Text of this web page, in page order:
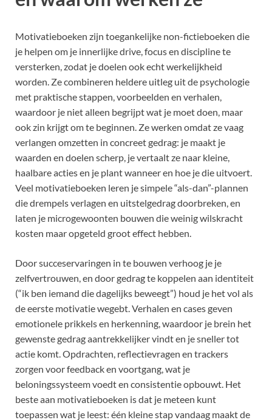
Motivatieboeken zijn toegankelijke non-fictieboeken die
je helpen om je innerlijke drive, focus en discipline te
versterken, zodat je doelen ook echt werkelijkheid
worden. Ze combineren heldere uitleg uit de psychologie
met praktische stappen, voorbeelden en verhalen,
waardoor je niet alleen begrijpt wat je moet doen, maar
ook zin krijgt om te beginnen. Ze werken omdat ze vaag
verlangen omzetten in concreet gedrag: je maakt je
waarden en doelen scherp, je vertaalt ze naar kleine,
haalbare acties en je plant wanneer en hoe je die uitvoert.
Veel motivatieboeken leren je simpele “als-dan”-plannen
die drempels verlagen en uitstelgedrag doorbreken, en
laten je microgewoonten bouwen die weinig wilskracht
kosten maar opgeteld groot effect hebben.
Door succeservaringen in te bouwen verhoog je je
zelfvertrouwen, en door gedrag te koppelen aan identiteit
(“ik ben iemand die dagelijks beweegt”) houd je het vol als
de eerste motivatie wegebt. Verhalen en cases geven
emotionele prikkels en herkenning, waardoor je brein het
gewenste gedrag aantrekkelijker vindt en je sneller tot
actie komt. Opdrachten, reflectievragen en trackers
zorgen voor feedback en voortgang, wat je
beloningssysteem voedt en consistentie opbouwt. Het
beste aan motivatieboeken is dat je meteen kunt
toepassen wat je leest: één kleine stap vandaag maakt de